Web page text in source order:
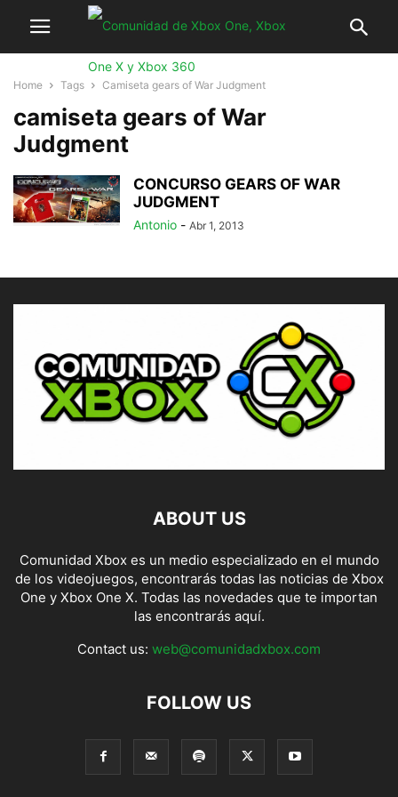
Home Tags Camiseta gears of War Judgment
camiseta gears of War
Judgment
CONCURSO GEARS OF WAR
JUDGMENT
Antonio - Abr 1, 2013
ABOUT US
Comunidad Xbox es un medio especializado en el mundo
de los videojuegos, encontrarás todas las noticias de Xbox
One y Xbox One X. Todas las novedades que te importan
las encontrarás aquí.
Contact us: web@comunidadxbox.com
FOLLOW US